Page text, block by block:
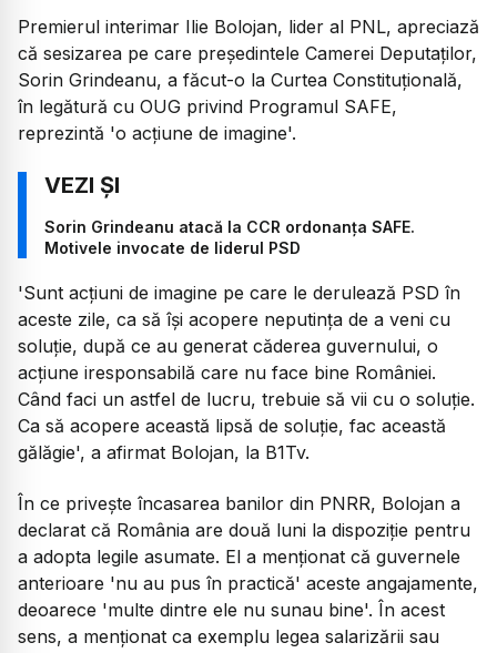
Premierul interimar Ilie Bolojan, lider al PNL, apreciază
că sesizarea pe care președintele Camerei Deputaților,
Sorin Grindeanu, a făcut-o la Curtea Constituțională,
în legătură cu OUG privind Programul SAFE,
reprezintă 'o acțiune de imagine'.
Sorin Grindeanu atacă la CCR ordonanța SAFE.
Motivele invocate de liderul PSD
'Sunt acțiuni de imagine pe care le derulează PSD în
aceste zile, ca să își acopere neputința de a veni cu
soluție, după ce au generat căderea guvernului, o
acțiune iresponsabilă care nu face bine României.
Când faci un astfel de lucru, trebuie să vii cu o soluție.
Ca să acopere această lipsă de soluție, fac această
gălăgie', a afirmat Bolojan, la B1Tv.
În ce privește încasarea banilor din PNRR, Bolojan a
declarat că România are două luni la dispoziție pentru
a adopta legile asumate. El a menționat că guvernele
anterioare 'nu au pus în practică' aceste angajamente,
deoarece 'multe dintre ele nu sunau bine'. În acest
sens, a menționat ca exemplu legea salarizării sau